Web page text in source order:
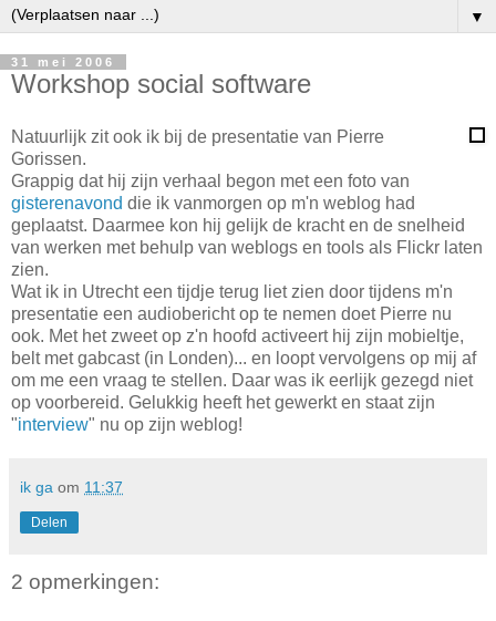
▼
31 mei 2006
Workshop social software
Natuurlijk zit ook ik bij de presentatie van Pierre
Gorissen.
Grappig dat hij zijn verhaal begon met een foto van
gisterenavond die ik vanmorgen op m'n weblog had
geplaatst. Daarmee kon hij gelijk de kracht en de snelheid
van werken met behulp van weblogs en tools als Flickr laten
zien.
Wat ik in Utrecht een tijdje terug liet zien door tijdens m'n
presentatie een audiobericht op te nemen doet Pierre nu
ook. Met het zweet op z'n hoofd activeert hij zijn mobieltje,
belt met gabcast (in Londen)... en loopt vervolgens op mij af
om me een vraag te stellen. Daar was ik eerlijk gezegd niet
op voorbereid. Gelukkig heeft het gewerkt en staat zijn
"interview" nu op zijn weblog!
ik ga om 11:37
Delen
2 opmerkingen: